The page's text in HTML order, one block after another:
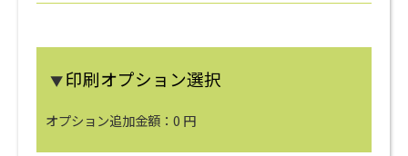
▼印刷オプション選択
オプション追加金額： 0 円